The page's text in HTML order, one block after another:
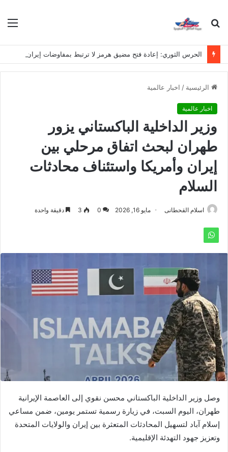
بحث
الرئيسية / اخبار عالمية
اخبار عالمية
وزير الداخلية الباكستاني يزور
طهران لبحث اتفاق مرحلي بين
إيران وأمريكا واستئناف محادثات
السلام
اسلام القحطانى مايو 16, 2026 0
3 دقيقة واحدة
وصل وزير الداخلية الباكستاني محسن نقوي إلى العاصمة الإيرانية
طهران، اليوم السبت، في زيارة رسمية تستمر يومين، ضمن مساعي
إسلام آباد لتسهيل المحادثات المتعثرة بين إيران والولايات المتحدة
وتعزيز جهود التهدئة الإقليمية.